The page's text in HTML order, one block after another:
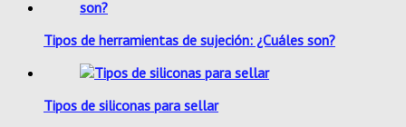
Tipos de herramientas de sujeción: ¿Cuáles son?
Tipos de siliconas para sellar